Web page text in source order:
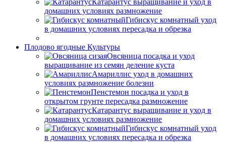
Катарантус выращивание и уход в
домашних условиях размножение
Гибискус комнатный уход
в домашних условиях пересадка и обрезка
Плодово ягодные Культуры
Овсяница посадка и уход
выращивание из семян деление куста
Амариллис уход в домашних
условиях размножение болезни
Пенстемон посадка и уход в
открытом грунте пересадка размножение
Катарантус выращивание и уход в
домашних условиях размножение
Гибискус комнатный уход
в домашних условиях пересадка и обрезка